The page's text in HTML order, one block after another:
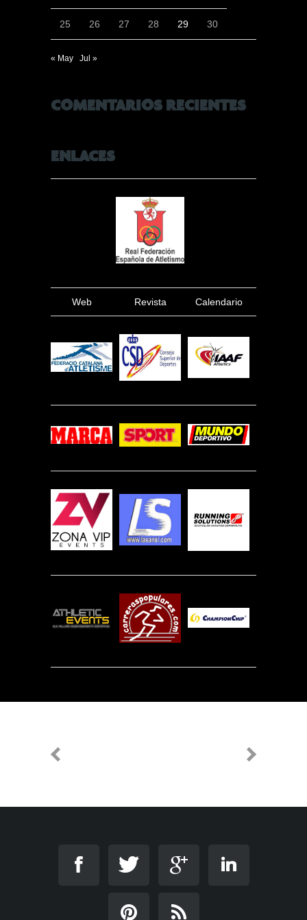
25 26 27 28 29 30
« May Jul »
COMENTARIOS RECIENTES
ENLACES
Web Revista Calendario